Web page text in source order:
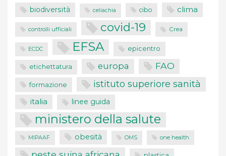
biodiversità celiachia cibo clima
controlli ufficiali covid-19 Crea
ECDC EFSA epicentro
etichettatura europa FAO
formazione istituto superiore sanità
italia linee guida
ministero della salute
MIPAAF obesità OMS one health